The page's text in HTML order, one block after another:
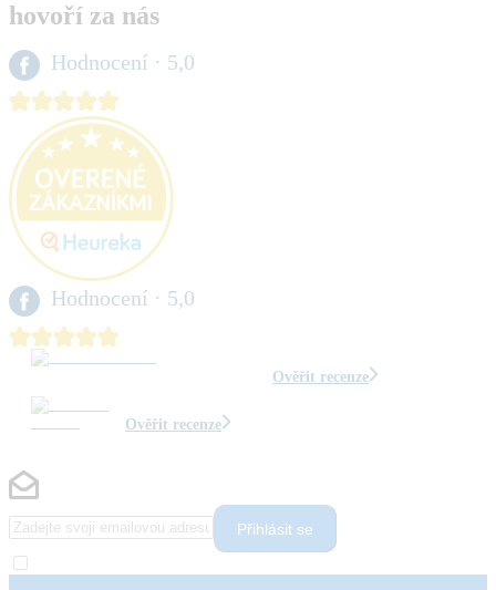
hovoří za nás
Hodnocení · 5,0
Hodnocení · 5,0
Ověřit recenze
Ověřit recenze
Přihlásit se